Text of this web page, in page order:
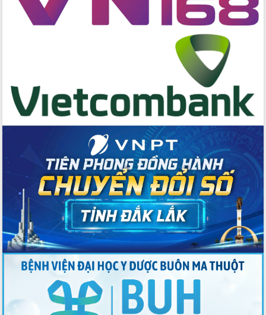
Đắk Lắk ký kết thỏa thuận hợp tác về
chuyển đổi số giai đoạn 2026 – 2030
Du lịch Đắk Lắk nâng tầm trải nghiệm
du khách thông qua Hệ thống cơ sở dữ
liệu và Bản đồ số
Tập huấn ứng dụng trí tuệ nhân tạo (AI)
trong thương mại điện tử năm 2026
Đoàn đại biểu Quốc hội tỉnh Đắk Lắk
trao đổi thông tin trước Kỳ họp thứ
nhất, Quốc hội khóa XVI
Quyết liệt cải cách hành chính, khơi
thông nguồn lực phát triển
Nâng cao hiệu lực, hiệu quả HĐND
tỉnh thông qua hiện đại hóa hành chính
Xã Ea Phê gắn cải cách hành chính với
chuyển đổi số
Phó Chủ tịch Thường trực UBND tỉnh
Hồ Thị Nguyên Thảo làm việc tại Trung
tâm Phục vụ hành chính công xã Ea